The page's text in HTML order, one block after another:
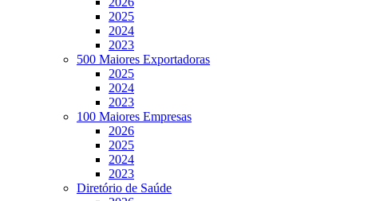
2025
2024
2023
500 Maiores Exportadoras
2025
2024
2023
100 Maiores Empresas
2026
2025
2024
2023
Diretório de Saúde